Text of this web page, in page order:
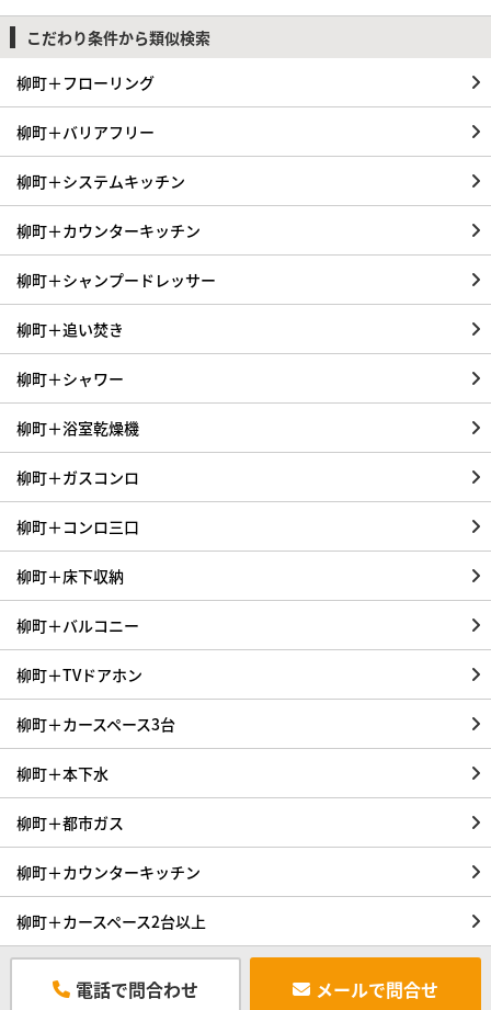
こだわり条件から類似検索
柳町＋フローリング
柳町＋バリアフリー
柳町＋システムキッチン
柳町＋カウンターキッチン
柳町＋シャンプードレッサー
柳町＋追い焚き
柳町＋シャワー
柳町＋浴室乾燥機
柳町＋ガスコンロ
柳町＋コンロ三口
柳町＋床下収納
柳町＋バルコニー
柳町＋TVドアホン
柳町＋カースペース3台
柳町＋本下水
柳町＋都市ガス
柳町＋カウンターキッチン
柳町＋カースペース2台以上
電話で問合わせ メールで問合せ